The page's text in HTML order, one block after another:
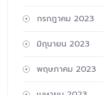
กรกฎาคม 2023
มิถุนายน 2023
พฤษภาคม 2023